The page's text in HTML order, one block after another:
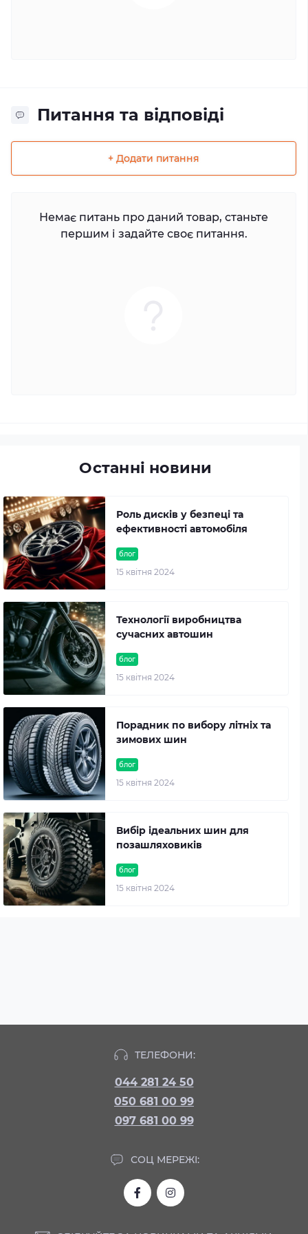
Питання та відповіді
+ Додати питання
Немає питань про даний товар, станьте
першим і задайте своє питання.
Останні новини
блог
15 квітня 2024
Роль дисків у безпеці та
ефективності автомобіля
блог
15 квітня 2024
Технології виробництва
сучасних автошин
блог
15 квітня 2024
Порадник по вибору літніх та
зимових шин
блог
15 квітня 2024
Вибір ідеальних шин для
позашляховиків
ТЕЛЕФОНИ:
044 281 24 50
050 681 00 99
097 681 00 99
СОЦ МЕРЕЖІ: